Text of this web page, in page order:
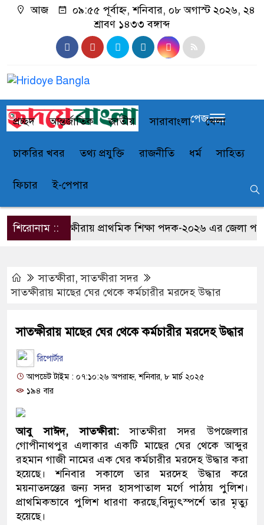
আজ
০৯:৫৫ পূর্বাহ্ন, শনিবার, ০৮ অগাস্ট ২০২৬, ২৪
শ্রাবণ ১৪৩৩ বঙ্গাব্দ
প্রচ্ছদ আন্তর্জাতিক জাতীয় সারাবাংলা খেলা
চাকরির খবর তথ্য প্রযুক্তি রাজনীতি ধর্ম সাহিত্য
ফিচার ই-পেপার
পেজ
শিরোনাম ::
সাতক্ষীরায় প্রাথমিক শিক্ষা পদক-২০২৬ এর জেলা
সাতক্ষীরা,সাতক্ষীরা সদর
সাতক্ষীরায় মাছের ঘের থেকে কর্মচারীর মরদেহ উদ্ধার
সাতক্ষীরায় মাছের ঘের থেকে কর্মচারীর মরদেহ উদ্ধার
রিপোর্টার
আপডেট টাইম : ০৭:১০:২৬ অপরাহ্ন, শনিবার, ৮ মার্চ ২০২৫
১৯৪ বার
আবু সাঈদ, সাতক্ষীরা:সাতক্ষীরা সদর উপজেলার
গোপীনাথপুর এলাকার একটি মাছের ঘের থেকে আব্দুর
রহমান গাজী নামের এক ঘের কর্মচারীর মরদেহ উদ্ধার করা
হয়েছে। শনিবার সকালে তার মরদেহ উদ্ধার করে
ময়নাতদন্তের জন্য সদর হাসপাতাল মর্গে পাঠায় পুলিশ।
প্রাথমিকভাবে পুলিশ ধারণা করছে,বিদ্যুৎস্পর্শে তার মৃত্যু
হয়েছে।